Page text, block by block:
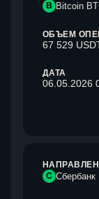
B Bitcoin
ОБЪЕМ
67 529
ДАТА
06.05.2026
С Сбербанк